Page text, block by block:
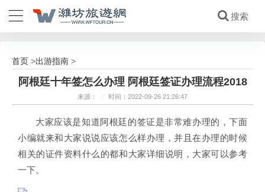
首页 >出游指南 >
阿根廷十年签怎么办理 阿根廷签证办理流程2018
来源： / 时间：2022-09-26 21:26:47
大家应该是知道阿根廷的签证是非常难办理的，下面
小编就来和大家说说应该怎么样办理，并且在办理的时候
相关的证件资料什么的都和大家详细说明，大家可以参考
一下。